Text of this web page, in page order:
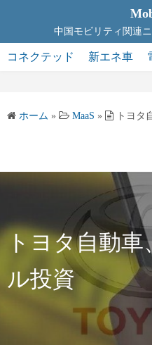
テ
ン
ス
プ
中国モビリティ関連
コネクテッド 新エネ車
ホーム » MaaS » トヨタ
トヨタ自動
ル投資